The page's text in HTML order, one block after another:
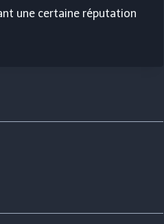
une certaine réputation